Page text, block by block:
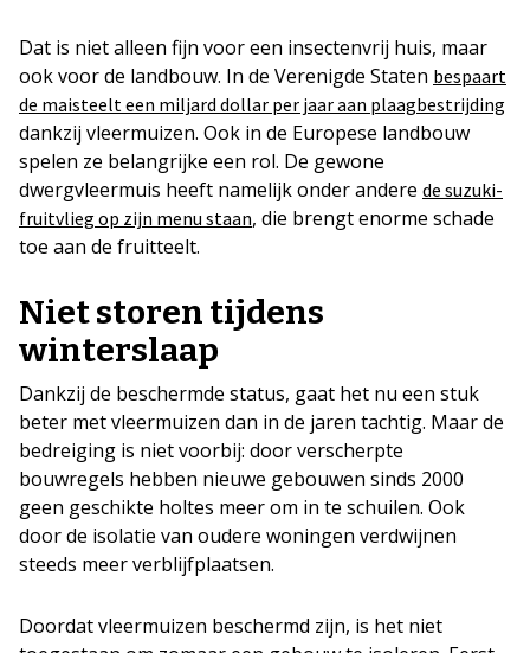
Dat is niet alleen fijn voor een insectenvrij huis, maar
ook voor de landbouw. In de Verenigde Staten bespaart
de maisteelt een miljard dollar per jaar aan plaagbestrijding
dankzij vleermuizen. Ook in de Europese landbouw
spelen ze belangrijke een rol. De gewone
dwergvleermuis heeft namelijk onder andere de suzuki-
fruitvlieg op zijn menu staan, die brengt enorme schade
toe aan de fruitteelt.
Niet storen tijdens
winterslaap
Dankzij de beschermde status, gaat het nu een stuk
beter met vleermuizen dan in de jaren tachtig. Maar de
bedreiging is niet voorbij: door verscherpte
bouwregels hebben nieuwe gebouwen sinds 2000
geen geschikte holtes meer om in te schuilen. Ook
door de isolatie van oudere woningen verdwijnen
steeds meer verblijfplaatsen.
Doordat vleermuizen beschermd zijn, is het niet